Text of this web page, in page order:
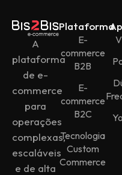
A
plataforma
de e-
commerce
para
operações
complexas,
escaláveis
e de alta
Plataforma
E-
commerce
B2B
E-
commerce
B2C
Tecnologia
Custom
Commerce